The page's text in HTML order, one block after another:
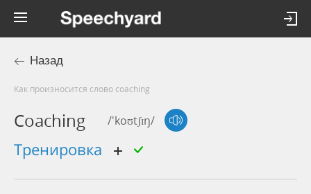
Назад
Как произносится слово coaching
Coaching /'koʊtʃɪŋ/
тренировка